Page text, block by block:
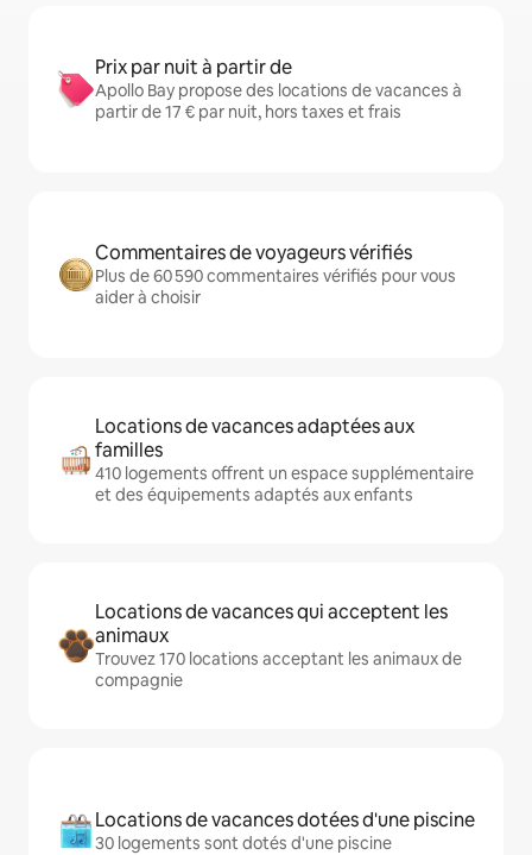
Prix par nuit à partir de
Apollo Bay propose des locations de vacances à
partir de 17 € par nuit, hors taxes et frais
Commentaires de voyageurs vérifiés
Plus de 60 590 commentaires vérifiés pour vous
aider à choisir
Locations de vacances adaptées aux
familles
410 logements offrent un espace supplémentaire
et des équipements adaptés aux enfants
Locations de vacances qui acceptent les
animaux
Trouvez 170 locations acceptant les animaux de
compagnie
Locations de vacances dotées d'une piscine
30 logements sont dotés d'une piscine